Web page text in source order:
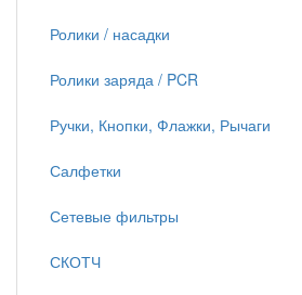
Ролики / насадки
Ролики заряда / PCR
Ручки, Кнопки, Флажки, Рычаги
Салфетки
Сетевые фильтры
СКОТЧ